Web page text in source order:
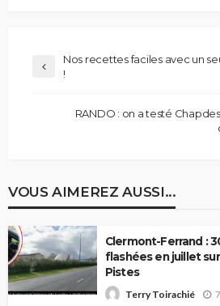
Nos recettes faciles avec un
!
RANDO : on a testé
VOUS AIMEREZ AUSSI...
Clermont-Ferrand :
flashées en juillet
Pistes
Terry Toirachié